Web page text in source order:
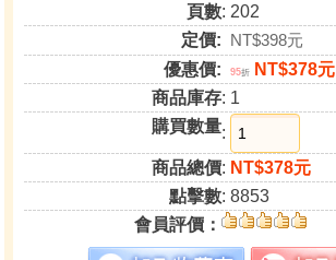
頁數: 202
定價: NT$398元
優惠價:
95折
NT$378元
商品庫存: 1
購買數量:
商品總價: NT$378元
點擊數: 8853
會員評價：